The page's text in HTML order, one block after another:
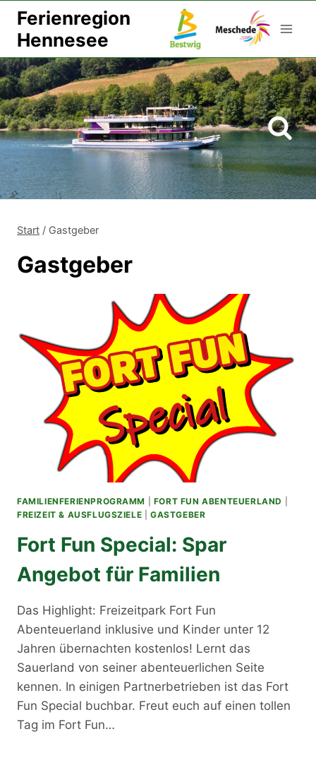
Zum
Inhalt
springen
Ferienregion
Hennesee
Start / Gastgeber
Gastgeber
FAMILIENFERIENPROGRAMM FORT FUN ABENTEUERLAND
FREIZEIT & AUSFLUGSZIELE |GASTGEBER
Fort Fun Special: Spar
Angebot für Familien
Das Highlight: Freizeitpark Fort Fun
Abenteuerland inklusive und Kinder unter 12
Jahren übernachten kostenlos! Lernt das
Sauerland von seiner abenteuerlichen Seite
kennen. In einigen Partnerbetrieben ist das Fort
Fun Special buchbar. Freut euch auf einen tollen
Tag im Fort Fun…